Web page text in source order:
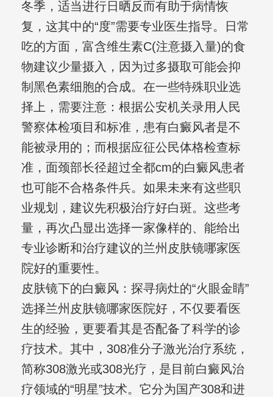
冬季，适当进行日晒反而有助于病情恢
复，这其中的“度”需要专业医生指导。日常
吃的方面，富含维生素C(注意摄入量)的食
物建议少量摄入，因为过多摄取可能会抑
制黑色素细胞的合成。在一些特殊职业选
择上，需要注意：根据公安机关录用人民
警察体检项目和标准，患有白癜风者是不
能被录用的；而根据应征公民体格检查标
准，面颈部长径超过全都cm的白癜风患者
也可能不合格条件兵。如果未来有这些职
业规划，建议先积极治疗好白斑。这些考
量，再次凸显出选择一家像样的、能给出
专业诊断和治疗建议的兰州皮肤镜哪家医
院好的重要性。
皮肤镜下的白癜风：探寻病灶的“火眼金睛”
选择兰州皮肤镜哪家医院好，不仅要看医
生的经验，更要看其是否配备了科学的诊
疗技术。其中，308准分子激光治疗系统，
简称308激光或308光疗，是目前白癜风治
疗领域的“明星”技术。它分为国产308和进